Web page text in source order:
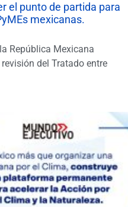
el punto de partida para
mexicanas.
República Mexicana
del Tratado entre